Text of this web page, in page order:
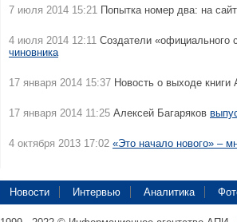
7 июля 2014 15:21 Попытка номер два: на
4 июля 2014 12:11 Создатели «официального
чиновника
17 января 2014 15:37 Новость о выходе книги
17 января 2014 11:25 Алексей Багаряков
4 октября 2013 17:02 «Это начало нового» –
Новости Интервью Аналитика